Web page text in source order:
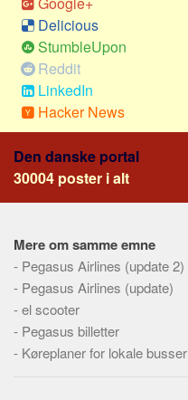
Grækenland
USA
Alle
Nøgleord
Bolig
Job
Virksomhed
Pension og opsparing
Forbrug
Social sikring og sundhed
Transport
Delicious
StumbleUpon
Reddit
LinkedIn
Hacker News
Den danske portal
30004 poster i alt
Mere om samme emne
- Pegasus Airlines (update 2)
- Pegasus Airlines (update)
-el scooter
- Pegasus billetter
- Køreplaner for lokale busser